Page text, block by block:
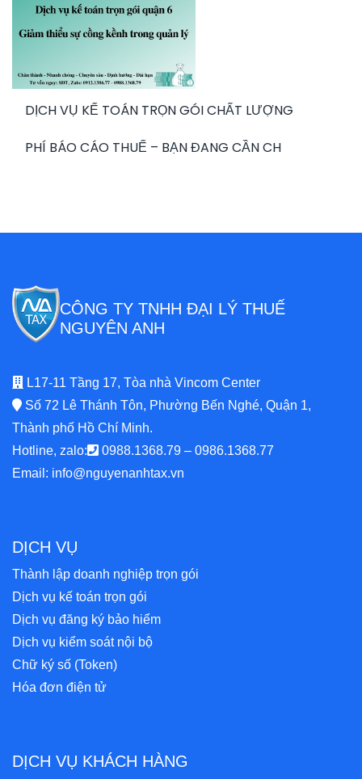
DỊCH VỤ KẾ TOÁN TRỌN GÓI CHẤT LƯỢNG
PHÍ BÁO CÁO THUẾ – BẠN ĐANG CẦN CH
CÔNG TY TNHH ĐẠI LÝ THUẾ
NGUYÊN ANH
L17-11 Tầng 17, Tòa nhà Vincom Center
Số 72 Lê Thánh Tôn, Phường Bến Nghé, Quận 1,
Thành phố Hồ Chí Minh.
Hotline, zalo:
0988.1368.79 – 0986.1368.77
Email: info@nguyenanhtax.vn
DỊCH VỤ
Thành lập doanh nghiệp trọn gói
Dịch vụ kế toán trọn gói
Dịch vụ đăng ký bảo hiểm
Dịch vụ kiểm soát nội bộ
Chữ ký số (Token)
Hóa đơn điện tử
DỊCH VỤ KHÁCH HÀNG